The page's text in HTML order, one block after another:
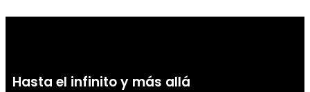
Hasta el infinito y más allá